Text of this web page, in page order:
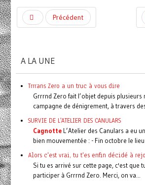
Précédent
A LA UNE
Trrrans Zero a un truc à vous dire
Grrrnd Zero fait l’objet depuis plusieurs
campagne de dénigrement, à travers
SURVIE DE L'ATELIER DES CANULARS
CagnotteL’Atelier des Canulars a eu
bien mouvementée : - Fin octobre le lieu
Alors c'est vrai, tu t'es enfin décidé à
Si tu es arrivé sur cette page, c'est que
participer à Grrrnd Zero. Merci, on va...